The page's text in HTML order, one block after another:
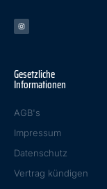
Gesetzliche
Informationen
AGB's
Impressum
Datenschutz
Vertrag kündigen